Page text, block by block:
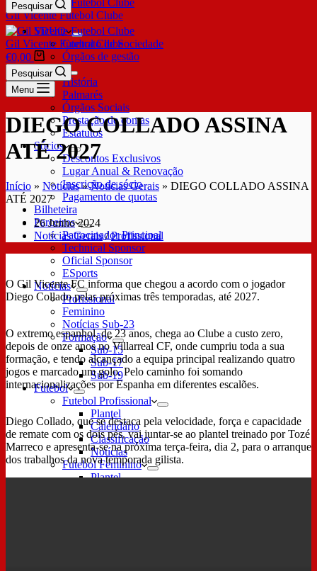
Gil Vicente Futebol Clube
Pesquisar
SDUQ
Contrato de Sociedade
Órgãos de gestão
Clube
História
Palmarés
Órgãos Sociais
Prestação de contas
Estatutos
Sócios
Descontos Exclusivos
Lugar Anual & Renovação
Inscrição de sócio
Pagamento de quotas
Bilheteira
Parceiros
Patrocinador Principal
Technical Sponsor
Oficial Sponsor
ESports
Notícias
Profissional
Feminino
Notícias Sub-23
Formação
Sub-15
Sub-17
Sub-19
Futebol
Futebol Profissional
Plantel
Calendário
Classificação
Notícias
Futebol Feminino
Plantel
Gil Vicente Futebol Clube
€0,00
Pesquisar
Menu
DIEGO COLLADO ASSINA
ATÉ 2027
Início » Notícias»Notícias Gerais » DIEGO COLLADO ASSINA
ATÉ 2027
26 Junho 2024
Notícias Gerais/Profissional
O Gil Vicente FC informa que chegou a acordo com o jogador
Diego Collado pelas próximas três temporadas, até 2027.
O extremo espanhol, de 23 anos, chega ao Clube a custo zero,
depois de onze anos no Villarreal CF, onde cumpriu toda a sua
formação, e tendo alcançado a equipa principal realizando quatro
jogos e marcado um golo. Pelo caminho foi somando
internacionalizações por Espanha em diferentes escalões.
Diego Collado, que se destaca pela velocidade, força e capacidade
de remate com os dois pés, vai juntar-se ao plantel treinado por Tozé
Marreco e apresenta-se na próxima terça-feira, dia 2, para o arranque
dos trabalhos da nova temporada gilista.